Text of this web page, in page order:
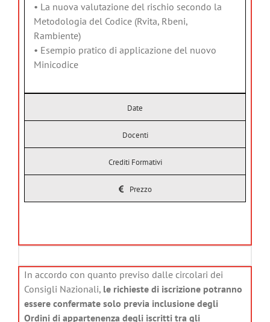
• La nuova valutazione del rischio secondo la
Metodologia del Codice (Rvita, Rbeni,
Rambiente)
• Esempio pratico di applicazione del nuovo
Minicodice
Date
Docenti
Crediti Formativi
Prezzo
In accordo con quanto previso dalle circolari dei
Consigli Nazionali, le richieste di iscrizione potranno
essere confermate solo previa inclusione degli
Ordini di appartenenza degli iscritti tra gli